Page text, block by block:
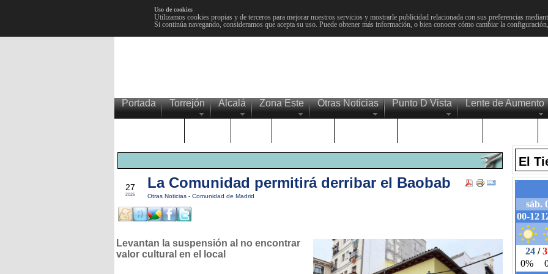
Uso de cookies
Utilizamos cookies propias y de terceros para mejorar nuestros servicios y mostrarle publicidad relacionada con sus preferencias
Si continúa navegando, consideramos que acepta su uso. Puede obtener más información, o bien conocer cómo cambiar la
Portada Torrejón Alcalá Zona Este Otras Noticias Punto D Vista Lente de Aumento
27
2026
La Comunidad permitirá derribar el Baobab
Otras Noticias - Comunidad de Madrid
Levantan la suspensión al no encontrar
valor cultural en el local
El